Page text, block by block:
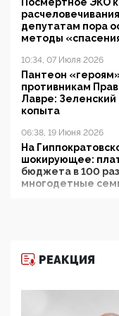
депутатам пора
методы
10:34, 07 Июля 2026
Пантеон
противникам
Лавре: Зеленский
копыта
06:38, 19 Июня 2026
На
шокирующее:
бюджета в 100
многодетные
11:53, 09 Июня 2026
деятельность
РЕАКЦИЯ